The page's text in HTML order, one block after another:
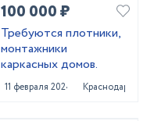
100 000 ₽
Требуются плотники,
монтажники
каркасных домов.
11 февраля 2024 Краснодар